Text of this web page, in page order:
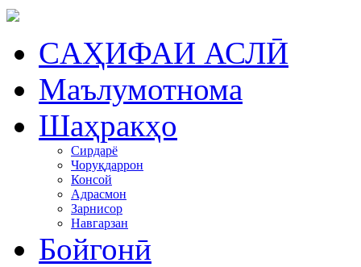
CАҲИФАИ АСЛӢ
Маълумотнома
Шаҳракҳо
Сирдарё
Чоруқдаррон
Консой
Адрасмон
Зарнисор
Навгарзан
Бойгонӣ